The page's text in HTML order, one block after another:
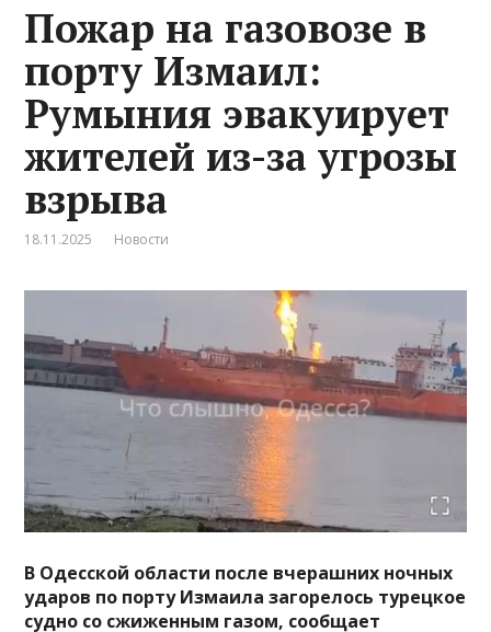
Пожар на газовозе в
порту Измаил:
Румыния эвакуирует
жителей из-за угрозы
взрыва
18.11.2025 Новости
В Одесской области после вчерашних ночных
ударов по порту Измаила загорелось турецкое
судно со сжиженным газом, сообщает